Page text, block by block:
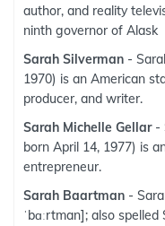
author, and reality
ninth governor of Alask
Sarah Silverman -
1970) is an American
producer, and writer.
Sarah Michelle Gellar -
born April 14, 1977) is
entrepreneur.
Sarah Baartman -
ˈbɑːrtman]; also